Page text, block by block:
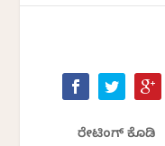
ರೇಟಿಂಗ್ ಕೊಡಿ